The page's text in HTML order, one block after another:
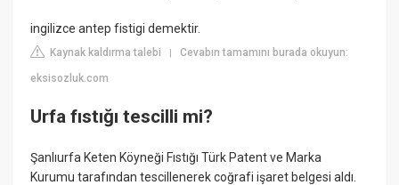
ingilizce antep fistigi demektir.
Kaynak kaldırma talebi |Cevabın tamamını burada okuyun:
eksisozluk.com
Urfa fıstığı tescilli mi?
Şanlıurfa Keten Köyneği Fıstığı Türk Patent ve Marka
Kurumu tarafından tescillenerek coğrafi işaret belgesi aldı.